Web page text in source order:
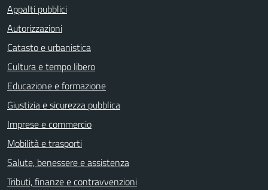
Appalti pubblici
Autorizzazioni
Catasto e urbanistica
Cultura e tempo libero
Educazione e formazione
Giustizia e sicurezza pubblica
Imprese e commercio
Mobilità e trasporti
Salute, benessere e assistenza
Tributi, finanze e contravvenzioni